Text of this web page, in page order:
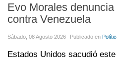
Evo Morales
contra Venezuela
Sábado, 08 Agosto 2026 Publicado en
Estados Unidos sacudió